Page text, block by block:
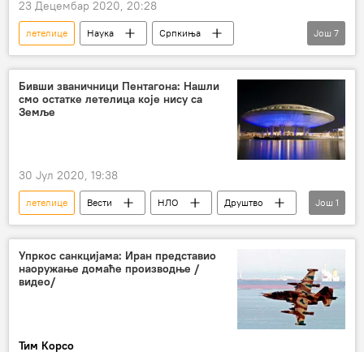
23 Децембар 2020, 20:28
летелице Наука
Српкиња
откриће
Свемир
ауто путеви
Сунчев систем
НАСА
Друштво
Још 7
Бивши званичници Пентагона: Нашли
смо остатке летелица које нису са
Земље
30 Јул 2020, 19:38
летелице Вести НЛО
Друштво
ванземаљци
Још 1
Упркос санкцијама: Иран представио
наоружање домаће производње /
видео/
Тим Корсо